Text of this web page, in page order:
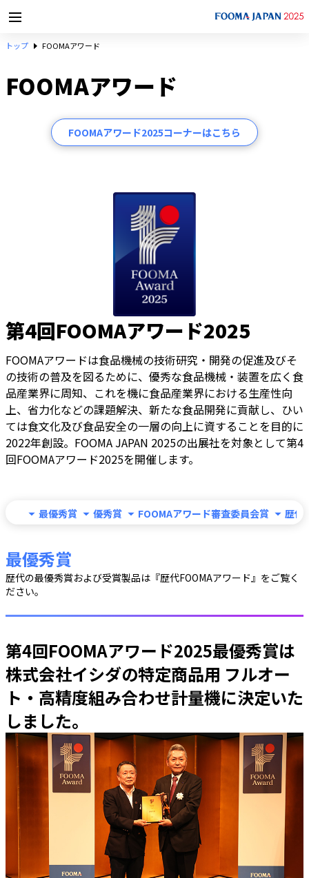
トップ FOOMAアワード
FOOMAアワード
FOOMAアワード2025コーナーはこちら
第4回FOOMAアワード2025
FOOMAアワードは食品機械の技術研究・開発の促進及びそ
の技術の普及を図るために、優秀な食品機械・装置を広く食
品産業界に周知、これを機に食品産業界における生産性向
上、省力化などの課題解決、新たな食品開発に貢献し、ひい
ては食文化及び食品安全の一層の向上に資することを目的に
2022年創設。FOOMA JAPAN 2025の出展社を対象として第4
回FOOMAアワード2025を開催します。
最優秀賞 優秀賞 FOOMAアワード審査委員会賞 歴代
最優秀賞
歴代の最優秀賞および受賞製品は『歴代FOOMAアワード』をご覧く
ださい。
第4回FOOMAアワード2025最優秀賞は
株式会社イシダの特定商品用 フルオー
ト・高精度組み合わせ計量機に決定いた
しました。